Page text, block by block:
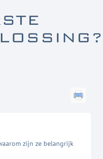
zijn ze belangrijk